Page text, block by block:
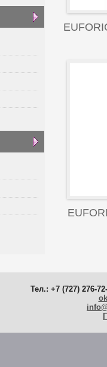
Тел.: +7 (727) 276-